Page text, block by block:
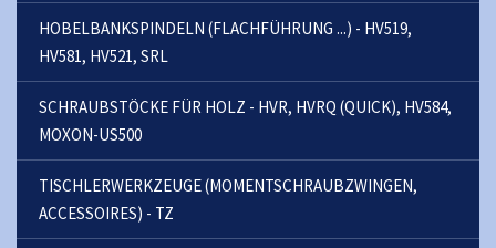
HOBELBANKSPINDELN (FLACHFÜHRUNG ...) - HV519,
HV581, HV521, SRL
SCHRAUBSTÖCKE FÜR HOLZ - HVR, HVRQ (QUICK), HV584,
MOXON-US500
TISCHLERWERKZEUGE (MOMENTSCHRAUBZWINGEN,
ACCESSOIRES) - TZ